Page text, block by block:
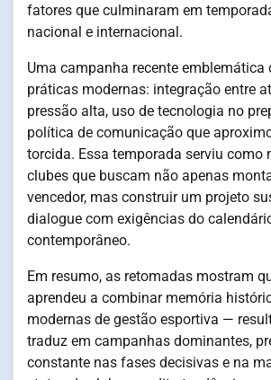
fatores que culminaram em
nacional e internacional.
Uma campanha recente emblemática
práticas modernas: integração entre
pressão alta, uso de tecnologia no
política de comunicação que
torcida. Essa temporada serviu como
clubes que buscam não apenas
vencedor, mas construir um projeto
dialogue com exigências do
contemporâneo.
Em resumo, as retomadas mostram
aprendeu a combinar memória
modernas de gestão esportiva —
traduz em campanhas dominantes,
constante nas fases decisivas e na